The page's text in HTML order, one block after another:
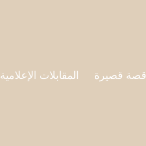
قصة قصيرة المقابلات الإعلامية